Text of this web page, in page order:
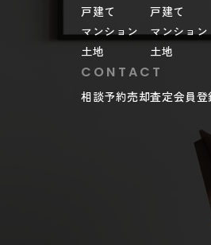
戸建て
マンション
土地
戸建て
マンション
土地
CONTACT
相談予約売却査定会員登